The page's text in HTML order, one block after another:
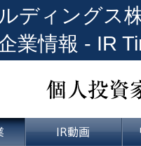
ディングス
業情報 - IR